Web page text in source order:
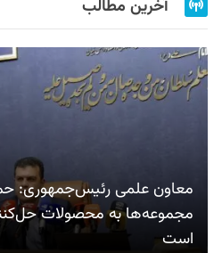
آخرین مطالب
معاون علمی رئیس‌جمهوری:
مجموعه‌ها به محصولات
است